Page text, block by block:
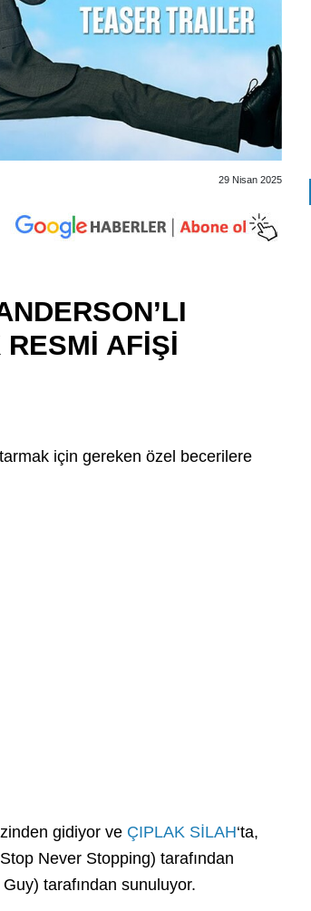
29 Nisan 2025
AFİŞİ
için gereken özel becerilere
gidiyor ve ÇIPLAK SİLAH‘ta,
Never Stopping) tarafından
tarafından sunuluyor.